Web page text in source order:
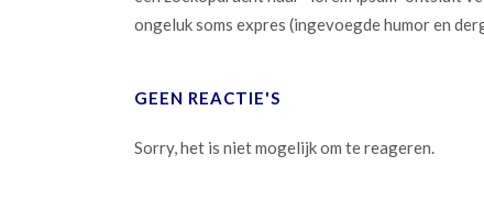
ongeluk soms expres (ingevoegde humor en
GEEN REACTIE'S
Sorry, het is niet mogelijk om te reageren.